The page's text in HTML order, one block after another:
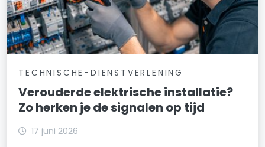
TECHNISCHE-DIENSTVERLENING
Verouderde elektrische installatie?
Zo herken je de signalen op tijd
17 juni 2026